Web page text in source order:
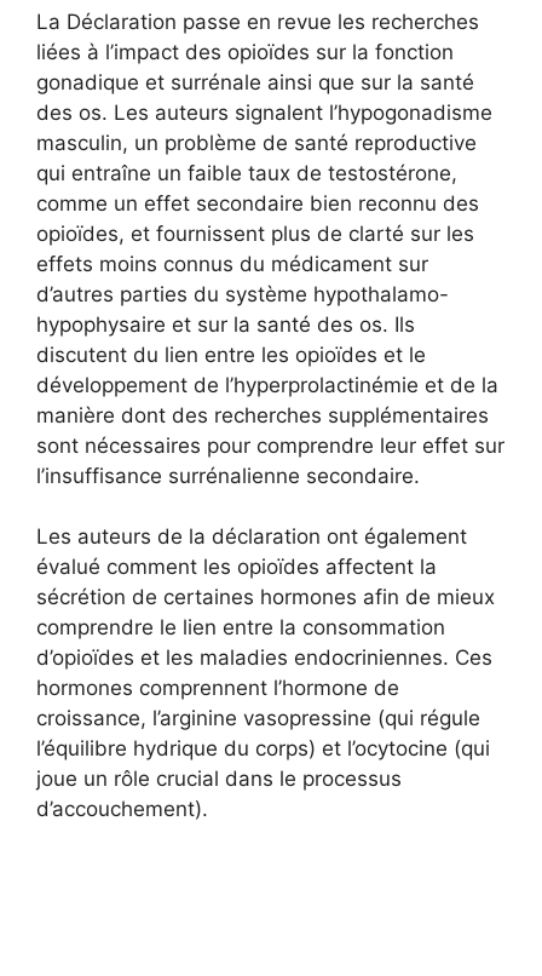
La Déclaration passe en revue les recherches
liées à l’impact des opioïdes sur la fonction
gonadique et surrénale ainsi que sur la santé
des os. Les auteurs signalent l’hypogonadisme
masculin, un problème de santé reproductive
qui entraîne un faible taux de testostérone,
comme un effet secondaire bien reconnu des
opioïdes, et fournissent plus de clarté sur les
effets moins connus du médicament sur
d’autres parties du système hypothalamo-
hypophysaire et sur la santé des os. Ils
discutent du lien entre les opioïdes et le
développement de l’hyperprolactinémie et de la
manière dont des recherches supplémentaires
sont nécessaires pour comprendre leur effet sur
l’insuffisance surrénalienne secondaire.
Les auteurs de la déclaration ont également
évalué comment les opioïdes affectent la
sécrétion de certaines hormones afin de mieux
comprendre le lien entre la consommation
d’opioïdes et les maladies endocriniennes. Ces
hormones comprennent l’hormone de
croissance, l’arginine vasopressine (qui régule
l’équilibre hydrique du corps) et l’ocytocine (qui
joue un rôle crucial dans le processus
d’accouchement).